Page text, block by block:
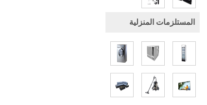
المستلزمات المنزلية